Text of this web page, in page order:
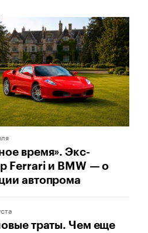
время». Экс-
Ferrari и BMW — о
автопрома
траты. Чем еще